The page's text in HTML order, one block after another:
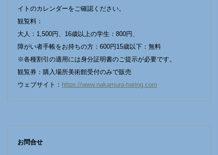
イトのカレンダーをご確認ください。
観覧料：
大人：1,500円、16歳以上の学生：800円、
障がい者手帳をお持ちの方：600円15歳以下：無料
※各種割引の適用には身分証明書のご提示が必要です。
観覧券：購入場所美術館受付のみで販売
ウェブサイト： https://www.nakamura-haring.com
お問合せ